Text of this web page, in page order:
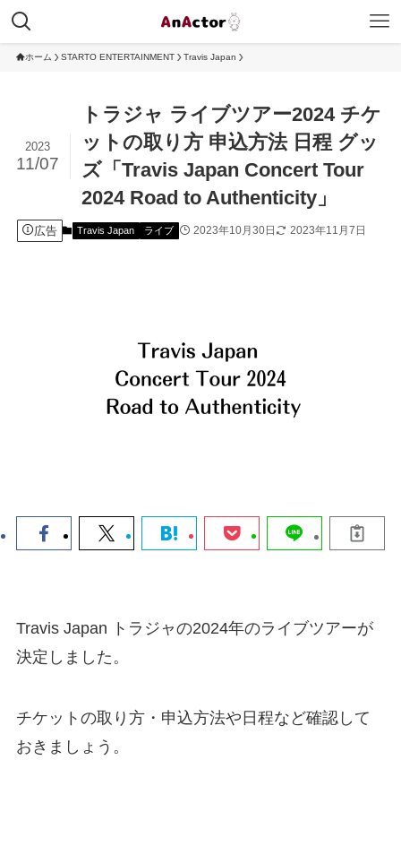
ホーム STARTO ENTERTAINMENT Travis Japan
トラジャ ライブツアー2024 チケ
ットの取り方 申込方法 日程 グッ
ズ「Travis Japan Concert Tour
2024 Road to Authenticity」
2023
11/07
広告 Travis Japan ライブ 2023年10月30日 2023年11月7日
Travis Japan トラジャの2024年のライブツアーが
決定しました。
チケットの取り方・申込方法や日程など確認して
おきましょう。